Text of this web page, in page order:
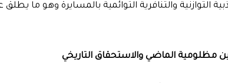
التوازنية والتنافرية التوائمية بالمسايرة وهو ما
مظلومية الماضي والاستحقاق التاريخي